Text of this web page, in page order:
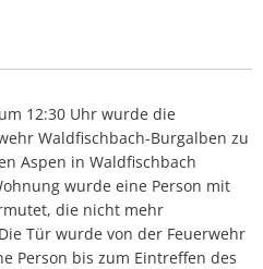
12:30 Uhr wurde die
Waldfischbach-Burgalben zu
Aspen in Waldfischbach
wurde eine Person mit
die nicht mehr
Tür wurde von der Feuerwehr
Person bis zum Eintreffen des